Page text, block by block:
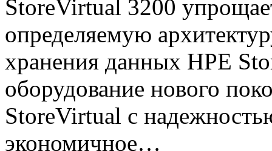
StoreVirtual 3200
определяемую
хранения данных HPE
оборудование нового
StoreVirtual с
экономичное…